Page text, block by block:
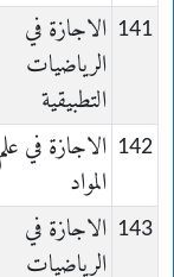
141 الاجازة في
الرياضيات
التطبيقية
142 الاجازة في علم
المواد
143 الاجازة في
الرياضيات